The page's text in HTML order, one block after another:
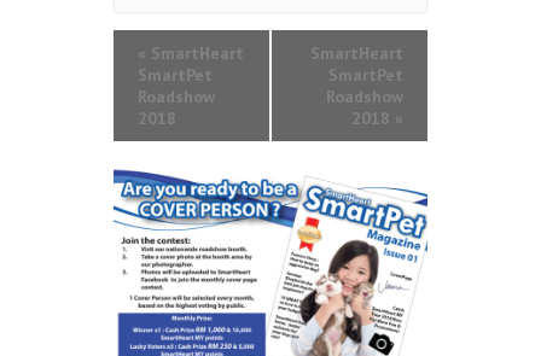
« SmartHeart
SmartPet
Roadshow
2018
SmartHeart
SmartPet
Roadshow
2018 »